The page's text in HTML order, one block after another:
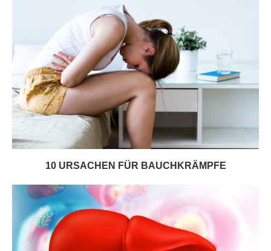
10 URSACHEN FÜR BAUCHKRÄMPFE